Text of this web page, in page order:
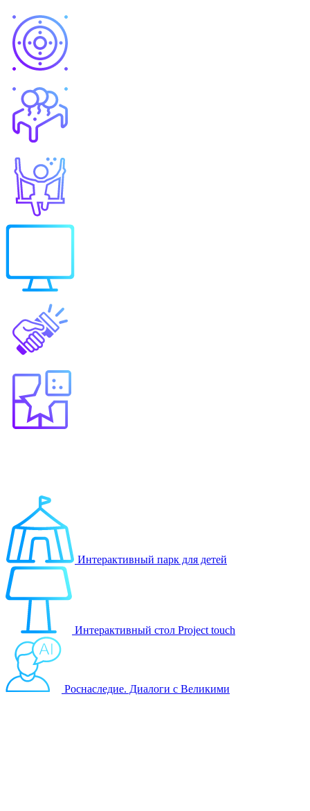
Интерактивный парк для детей
Интерактивный стол Project touch
Роснаследие. Диалоги с Великими